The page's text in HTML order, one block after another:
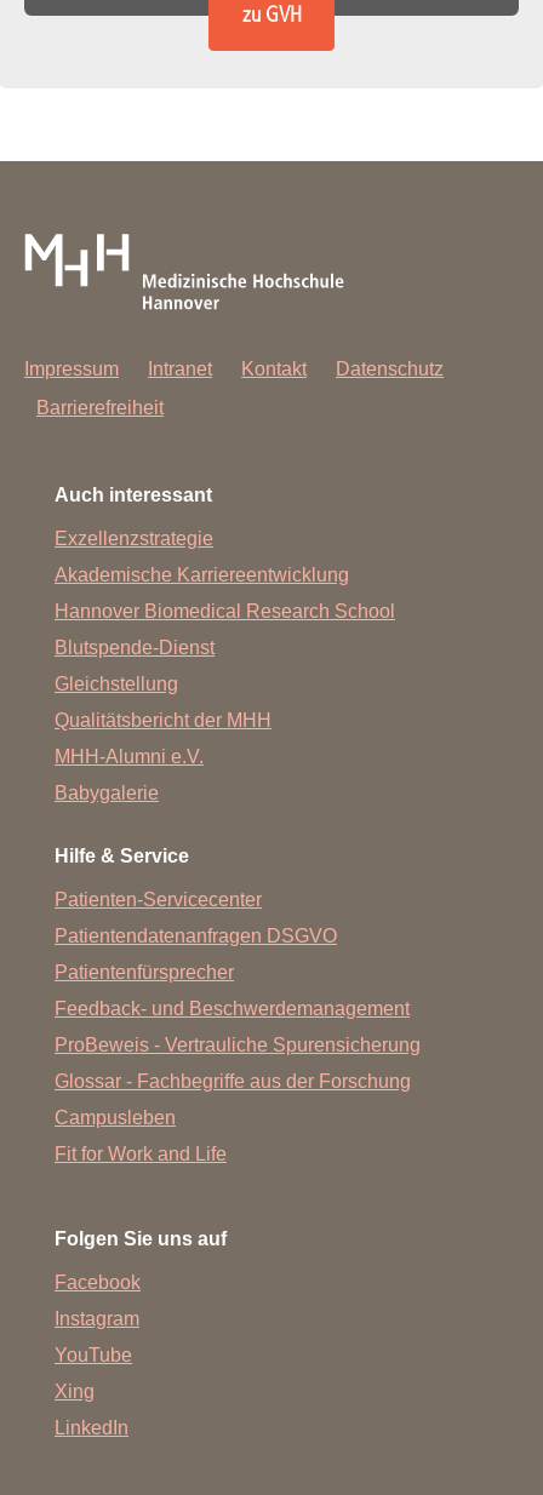
zu GVH
Impressum Intranet Kontakt
Datenschutz
Barrierefreiheit
Auch interessant
Exzellenzstrategie
Akademische Karriereentwicklung
Hannover Biomedical Research School
Blutspende-Dienst
Gleichstellung
Qualitätsbericht der MHH
MHH-Alumni e.V.
Babygalerie
Hilfe & Service
Patienten-Servicecenter
Patientendatenanfragen DSGVO
Patientenfürsprecher
Feedback- und Beschwerdemanagement
ProBeweis - Vertrauliche Spurensicherung
Glossar - Fachbegriffe aus der Forschung
Campusleben
Fit for Work and Life
Folgen Sie uns auf
Facebook
Instagram
YouTube
Xing
LinkedIn